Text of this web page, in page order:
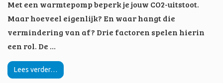
Met een warmtepomp beperk je jouw CO2-uitstoot.
Maar hoeveel eigenlijk? En waar hangt die
vermindering van af? Drie factoren spelen hierin
een rol. De …
Lees verder…